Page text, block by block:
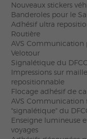
Nouveaux stickers
Banderoles pour le
Adhésif ultra
Routière
AVS Communication
Velotour
Signalétique du
Impressions sur
repositionnable
Flocage adhésif de
AVS Communication
"signalétique" du
Enseigne lumineuse
voyages